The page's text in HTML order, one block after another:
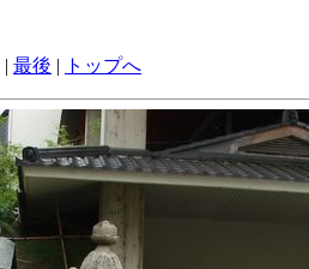
| 最後 | トップへ